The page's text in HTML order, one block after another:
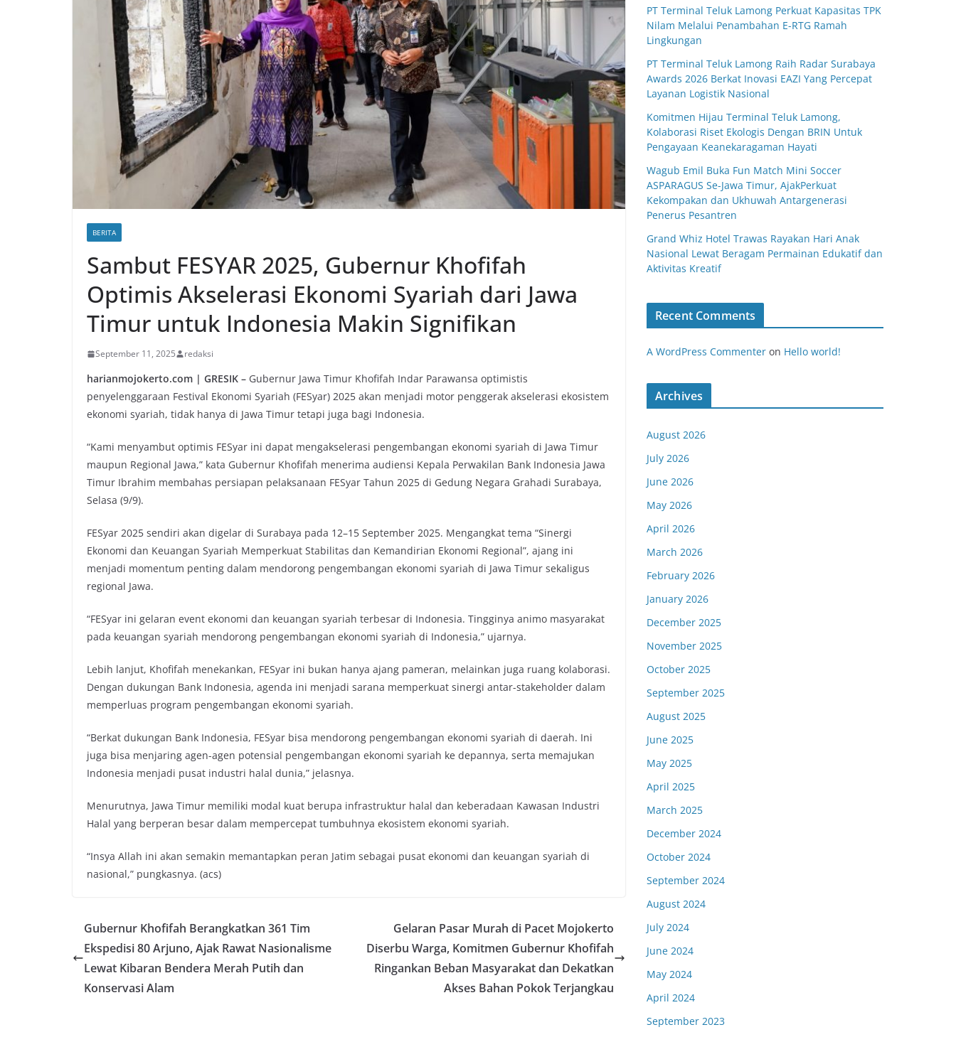
BERITA
Sambut FESYAR 2025, Gubernur Khofifah
Optimis Akselerasi Ekonomi Syariah dari Jawa
Timur untuk Indonesia Makin Signifikan
September 11, 2025 redaksi
harianmojokerto.com | GRESIK – Gubernur Jawa Timur Khofifah Indar Parawansa optimistis
penyelenggaraan Festival Ekonomi Syariah (FESyar) 2025 akan menjadi motor penggerak akselerasi ekosistem
ekonomi syariah, tidak hanya di Jawa Timur tetapi juga bagi Indonesia.
“Kami menyambut optimis FESyar ini dapat mengakselerasi pengembangan ekonomi syariah di Jawa Timur
maupun Regional Jawa,” kata Gubernur Khofifah menerima audiensi Kepala Perwakilan Bank Indonesia Jawa
Timur Ibrahim membahas persiapan pelaksanaan FESyar Tahun 2025 di Gedung Negara Grahadi Surabaya,
Selasa (9/9).
FESyar 2025 sendiri akan digelar di Surabaya pada 12–15 September 2025. Mengangkat tema “Sinergi
Ekonomi dan Keuangan Syariah Memperkuat Stabilitas dan Kemandirian Ekonomi Regional”, ajang ini
menjadi momentum penting dalam mendorong pengembangan ekonomi syariah di Jawa Timur sekaligus
regional Jawa.
“FESyar ini gelaran event ekonomi dan keuangan syariah terbesar di Indonesia. Tingginya animo masyarakat
pada keuangan syariah mendorong pengembangan ekonomi syariah di Indonesia,” ujarnya.
Lebih lanjut, Khofifah menekankan, FESyar ini bukan hanya ajang pameran, melainkan juga ruang kolaborasi.
Dengan dukungan Bank Indonesia, agenda ini menjadi sarana memperkuat sinergi antar-stakeholder dalam
memperluas program pengembangan ekonomi syariah.
“Berkat dukungan Bank Indonesia, FESyar bisa mendorong pengembangan ekonomi syariah di daerah. Ini
juga bisa menjaring agen-agen potensial pengembangan ekonomi syariah ke depannya, serta memajukan
Indonesia menjadi pusat industri halal dunia,” jelasnya.
Menurutnya, Jawa Timur memiliki modal kuat berupa infrastruktur halal dan keberadaan Kawasan Industri
Halal yang berperan besar dalam mempercepat tumbuhnya ekosistem ekonomi syariah.
“Insya Allah ini akan semakin memantapkan peran Jatim sebagai pusat ekonomi dan keuangan syariah di
nasional,” pungkasnya. (acs)
Gubernur Khofifah Berangkatkan 361 Tim
Ekspedisi 80 Arjuno, Ajak Rawat Nasionalisme
Lewat Kibaran Bendera Merah Putih dan
Konservasi Alam
Gelaran Pasar Murah di Pacet Mojokerto
Diserbu Warga, Komitmen Gubernur Khofifah
Ringankan Beban Masyarakat dan Dekatkan
Akses Bahan Pokok Terjangkau
PT Terminal Teluk Lamong Perkuat Kapasitas TPK
Nilam Melalui Penambahan E-RTG Ramah
Lingkungan
PT Terminal Teluk Lamong Raih Radar Surabaya
Awards 2026 Berkat Inovasi EAZI Yang Percepat
Layanan Logistik Nasional
Komitmen Hijau Terminal Teluk Lamong,
Kolaborasi Riset Ekologis Dengan BRIN Untuk
Pengayaan Keanekaragaman Hayati
Wagub Emil Buka Fun Match Mini Soccer
ASPARAGUS Se-Jawa Timur, AjakPerkuat
Kekompakan dan Ukhuwah Antargenerasi
Penerus Pesantren
Grand Whiz Hotel Trawas Rayakan Hari Anak
Nasional Lewat Beragam Permainan Edukatif dan
Aktivitas Kreatif
Recent Comments
A WordPress Commenter on Hello world!
Archives
August 2026
July 2026
June 2026
May 2026
April 2026
March 2026
February 2026
January 2026
December 2025
November 2025
October 2025
September 2025
August 2025
June 2025
May 2025
April 2025
March 2025
December 2024
October 2024
September 2024
August 2024
July 2024
June 2024
May 2024
April 2024
September 2023